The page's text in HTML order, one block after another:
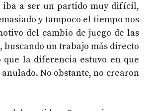
iba a ser un partido muy difícil,
y tampoco el tiempo nos
del cambio de juego de las
un trabajo más directo
la diferencia estuvo en que
No obstante, no crearon